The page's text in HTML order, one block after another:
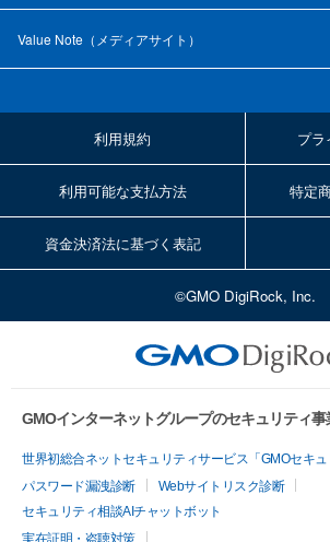
Value Note（ メディアサイト ）
利用規約 プ
利用可能な支払方法 特定
資金決済法に基づく表記
©GMO DigiRock, Inc.
GMOインターネットグループのセキュリティ事
世界初総合ネットセキュリティサービス「GMOセキュ
パスワード漏洩診断
Webサイトリスク診断
セキュリティ相談AIチャットボット
実在証明・盗聴対策